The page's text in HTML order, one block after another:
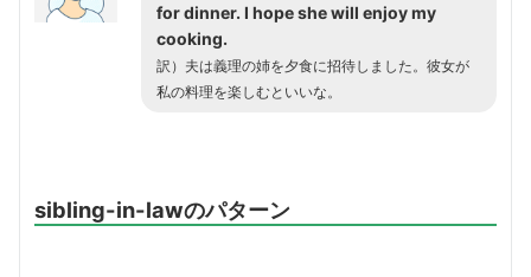
for dinner. I hope she will enjoy my
cooking.
訳）夫は義理の姉を夕食に招待しました。彼女が
私の料理を楽しむといいな。
sibling-in-lawのパターン